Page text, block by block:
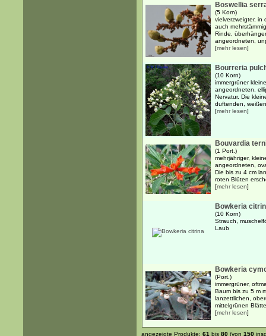
Boswellia
(5 Korn)
vielverzweigter, in
auch
Rinde,
angeordneten,
[mehr lesen]
Bourreria
(10 Korn)
immergrüner
angeordneten,
Nervatur. Die
duftenden,
[mehr lesen]
Bouvardia
(1 Port.)
mehrjähriger,
angeordneten,
Die bis zu 4 cm
roten Blüten
[mehr lesen]
Bowkeria
(10 Korn)
Strauch,
Laub
Bowkeria
(Port.)
immergrüner,
Baum bis zu 5 m
lanzettlichen,
mittelgrünen
[mehr lesen]
angezeigte Produkte: 61 bis 80 (von 150